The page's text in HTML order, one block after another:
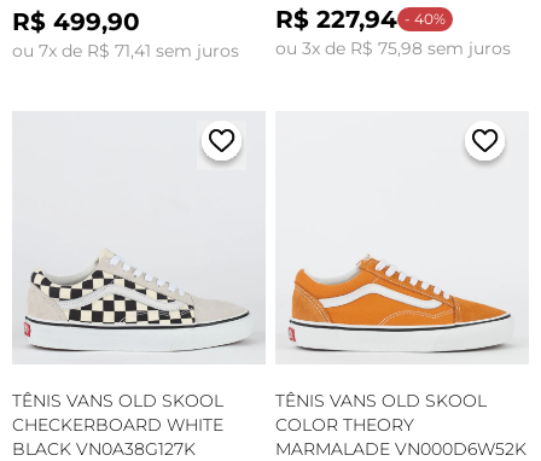
R$ 499,90
ou 7x de R$ 71,41 sem juros
R$ 227,94 - 40%
ou 3x de R$ 75,98 sem juros
TÊNIS VANS OLD SKOOL
CHECKERBOARD WHITE
BLACK VN0A38G127K
TÊNIS VANS OLD SKOOL
COLOR THEORY
MARMALADE VN000D6W52K